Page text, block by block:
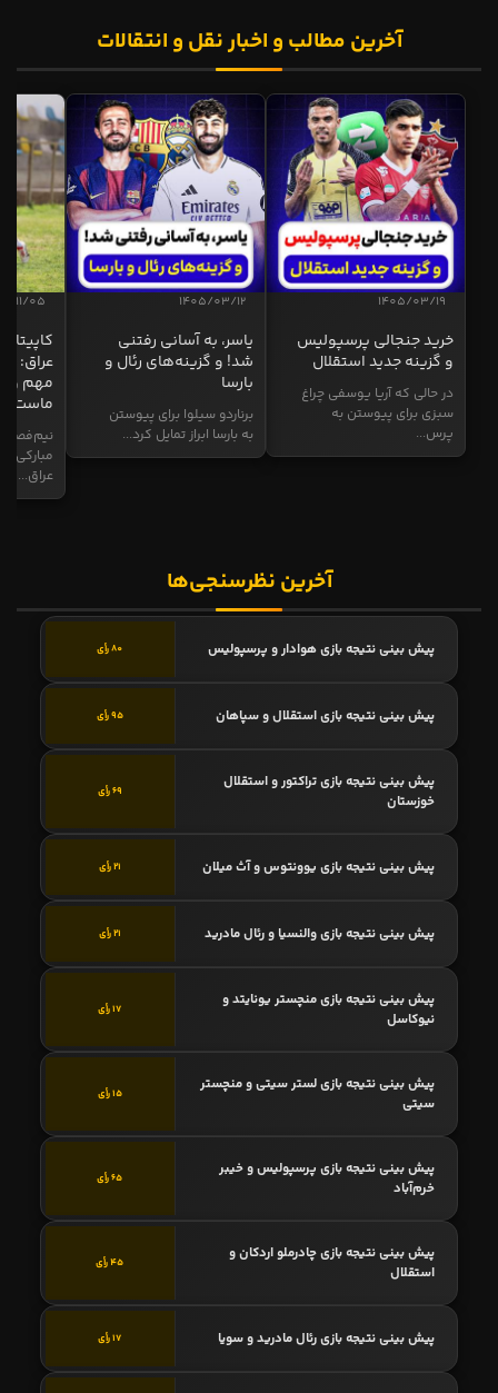
آخرین مطالب و اخبار نقل و انتقالات
1405/03/19
خرید جنجالی پرسپولیس
و گزینه جدید استقلال
در حالی که آریا یوسفی چراغ
سبزی برای پیوستن به
پرس...
1405/03/12
یاسر، به آسانی رفتنی
شد! و گزینه‌های رئال و
بارسا
برناردو سیلوا برای پیوستن
به بارسا ابراز تمایل کرد...
11/05
عراق:
مهم و
ماست
نیم‌فصل
مبارکی
عراق...
آخرین نظرسنجی‌ها
پیش بینی نتیجه بازی هوادار و پرسپولیس 80 رأی
پیش بینی نتیجه بازی استقلال و سپاهان 95 رأی
پیش بینی نتیجه بازی تراکتور و استقلال
خوزستان
69 رأی
پیش بینی نتیجه بازی یوونتوس و آث میلان 21 رأی
پیش بینی نتیجه بازی والنسیا و رئال مادرید 21 رأی
پیش بینی نتیجه بازی منچستر یونایتد و
نیوکاسل
17 رأی
پیش بینی نتیجه بازی لستر سیتی و منچستر
سیتی
15 رأی
پیش بینی نتیجه بازی پرسپولیس و خیبر
خرم‌آباد
65 رأی
پیش بینی نتیجه بازی چادرملو اردکان و
استقلال
45 رأی
پیش بینی نتیجه بازی رئال مادرید و سویا 17 رأی